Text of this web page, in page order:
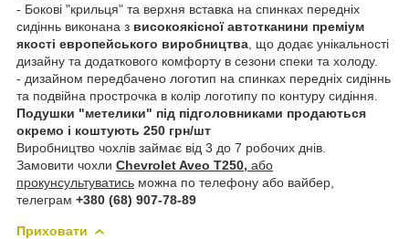
- Бокові "крильця" та верхня вставка на спинках передніх
сидіннь виконана з високоякісної автотканини преміум
якості европейського виробництва , що додає унікальності
дизайну та додаткового комфорту в сезони спеки та холоду.
- дизайном передбачено логотип на спинках передніх сидіннь
та подвійна прострочка в колір логотипу по контуру сидіння.
Подушки "метелики" під підголовниками продаються
окремо і коштують 250 грн/шт
Виробництво чохлів займає від 3 до 7 робочих днів.
Замовити чохли Chevrolet Aveo Т250, або
прокунсультуватись можна по телефону або вайбер,
телеграм +380 (68) 907-78-89
Приховати